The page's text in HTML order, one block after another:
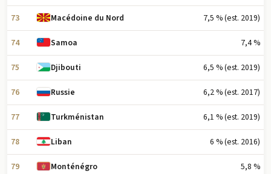
73 Macédoine du Nord 7,5 % (est. 2019)
74 Samoa 7,4 %
75 Djibouti 6,5 % (est. 2019)
76 Russie 6,2 % (est. 2017)
77 Turkménistan 6,1 % (est. 2019)
78 Liban 6 % (est. 2016)
79 Monténégro 5,8 %